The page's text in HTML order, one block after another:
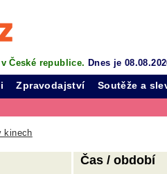
České republice. Dnes je
Zpravodajství Soutěže a
kinech
Čas / období